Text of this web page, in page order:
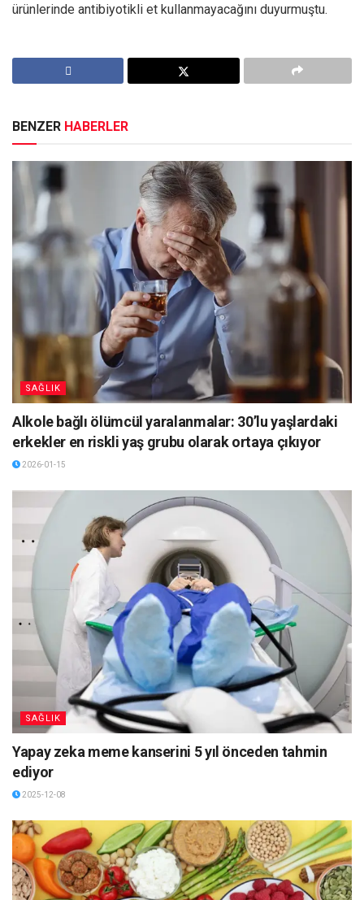
ürünlerinde antibiyotikli et kullanmayacağını duyurmuştu.
BENZER HABERLER
SAĞLIK
Alkole bağlı ölümcül yaralanmalar: 30’lu yaşlardaki
erkekler en riskli yaş grubu olarak ortaya çıkıyor
2026-01-15
SAĞLIK
Yapay zeka meme kanserini 5 yıl önceden tahmin
ediyor
2025-12-08